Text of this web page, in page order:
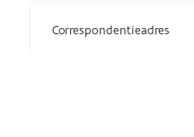
Correspondentieadres